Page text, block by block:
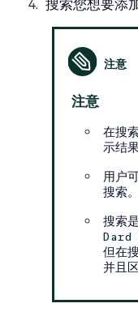
搜索您想要添
注意
在搜
示结果
用户
搜索。
搜索
Dard
但在
并且